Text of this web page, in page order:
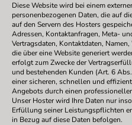
Diese Website wird bei einem
personenbezogenen Daten, die auf
auf den Servern des Hosters
Adressen, Kontaktanfragen, Meta-
Vertragsdaten, Kontaktdaten,
die über eine Website generiert
erfolgt zum Zwecke der
und bestehenden Kunden (Art. 6
einer sicheren, schnellen und
Angebots durch einen
Unser Hoster wird Ihre Daten nur
Erfüllung seiner Leistungspflichten
in Bezug auf diese Daten befolgen.